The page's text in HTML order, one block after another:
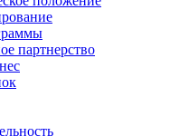
партнерство